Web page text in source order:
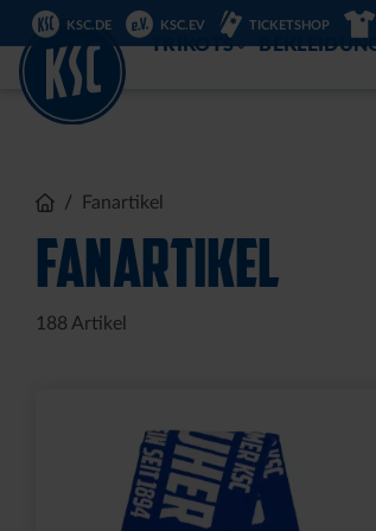
DIREKT
ZUM
INHALT
KSC.DE KSC.EV TICKETSHOP
Fanartikel
FANARTIKEL
188 Artikel